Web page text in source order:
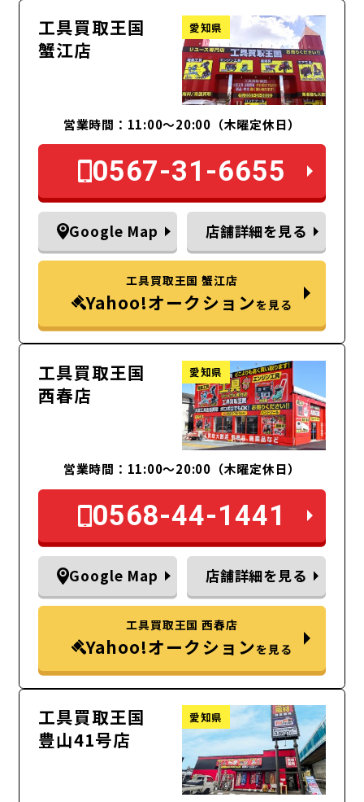
工具買取王国
蟹江店
愛知県
営業時間：11:00～20:00（木曜定休日）
0567-31-6655
Google Map 店舗詳細を見る
工具買取王国 蟹江店
Yahoo!オークションを見る
工具買取王国
西春店
愛知県
営業時間：11:00～20:00（木曜定休日）
0568-44-1441
Google Map 店舗詳細を見る
工具買取王国 西春店
Yahoo!オークションを見る
工具買取王国
豊山41号店
愛知県